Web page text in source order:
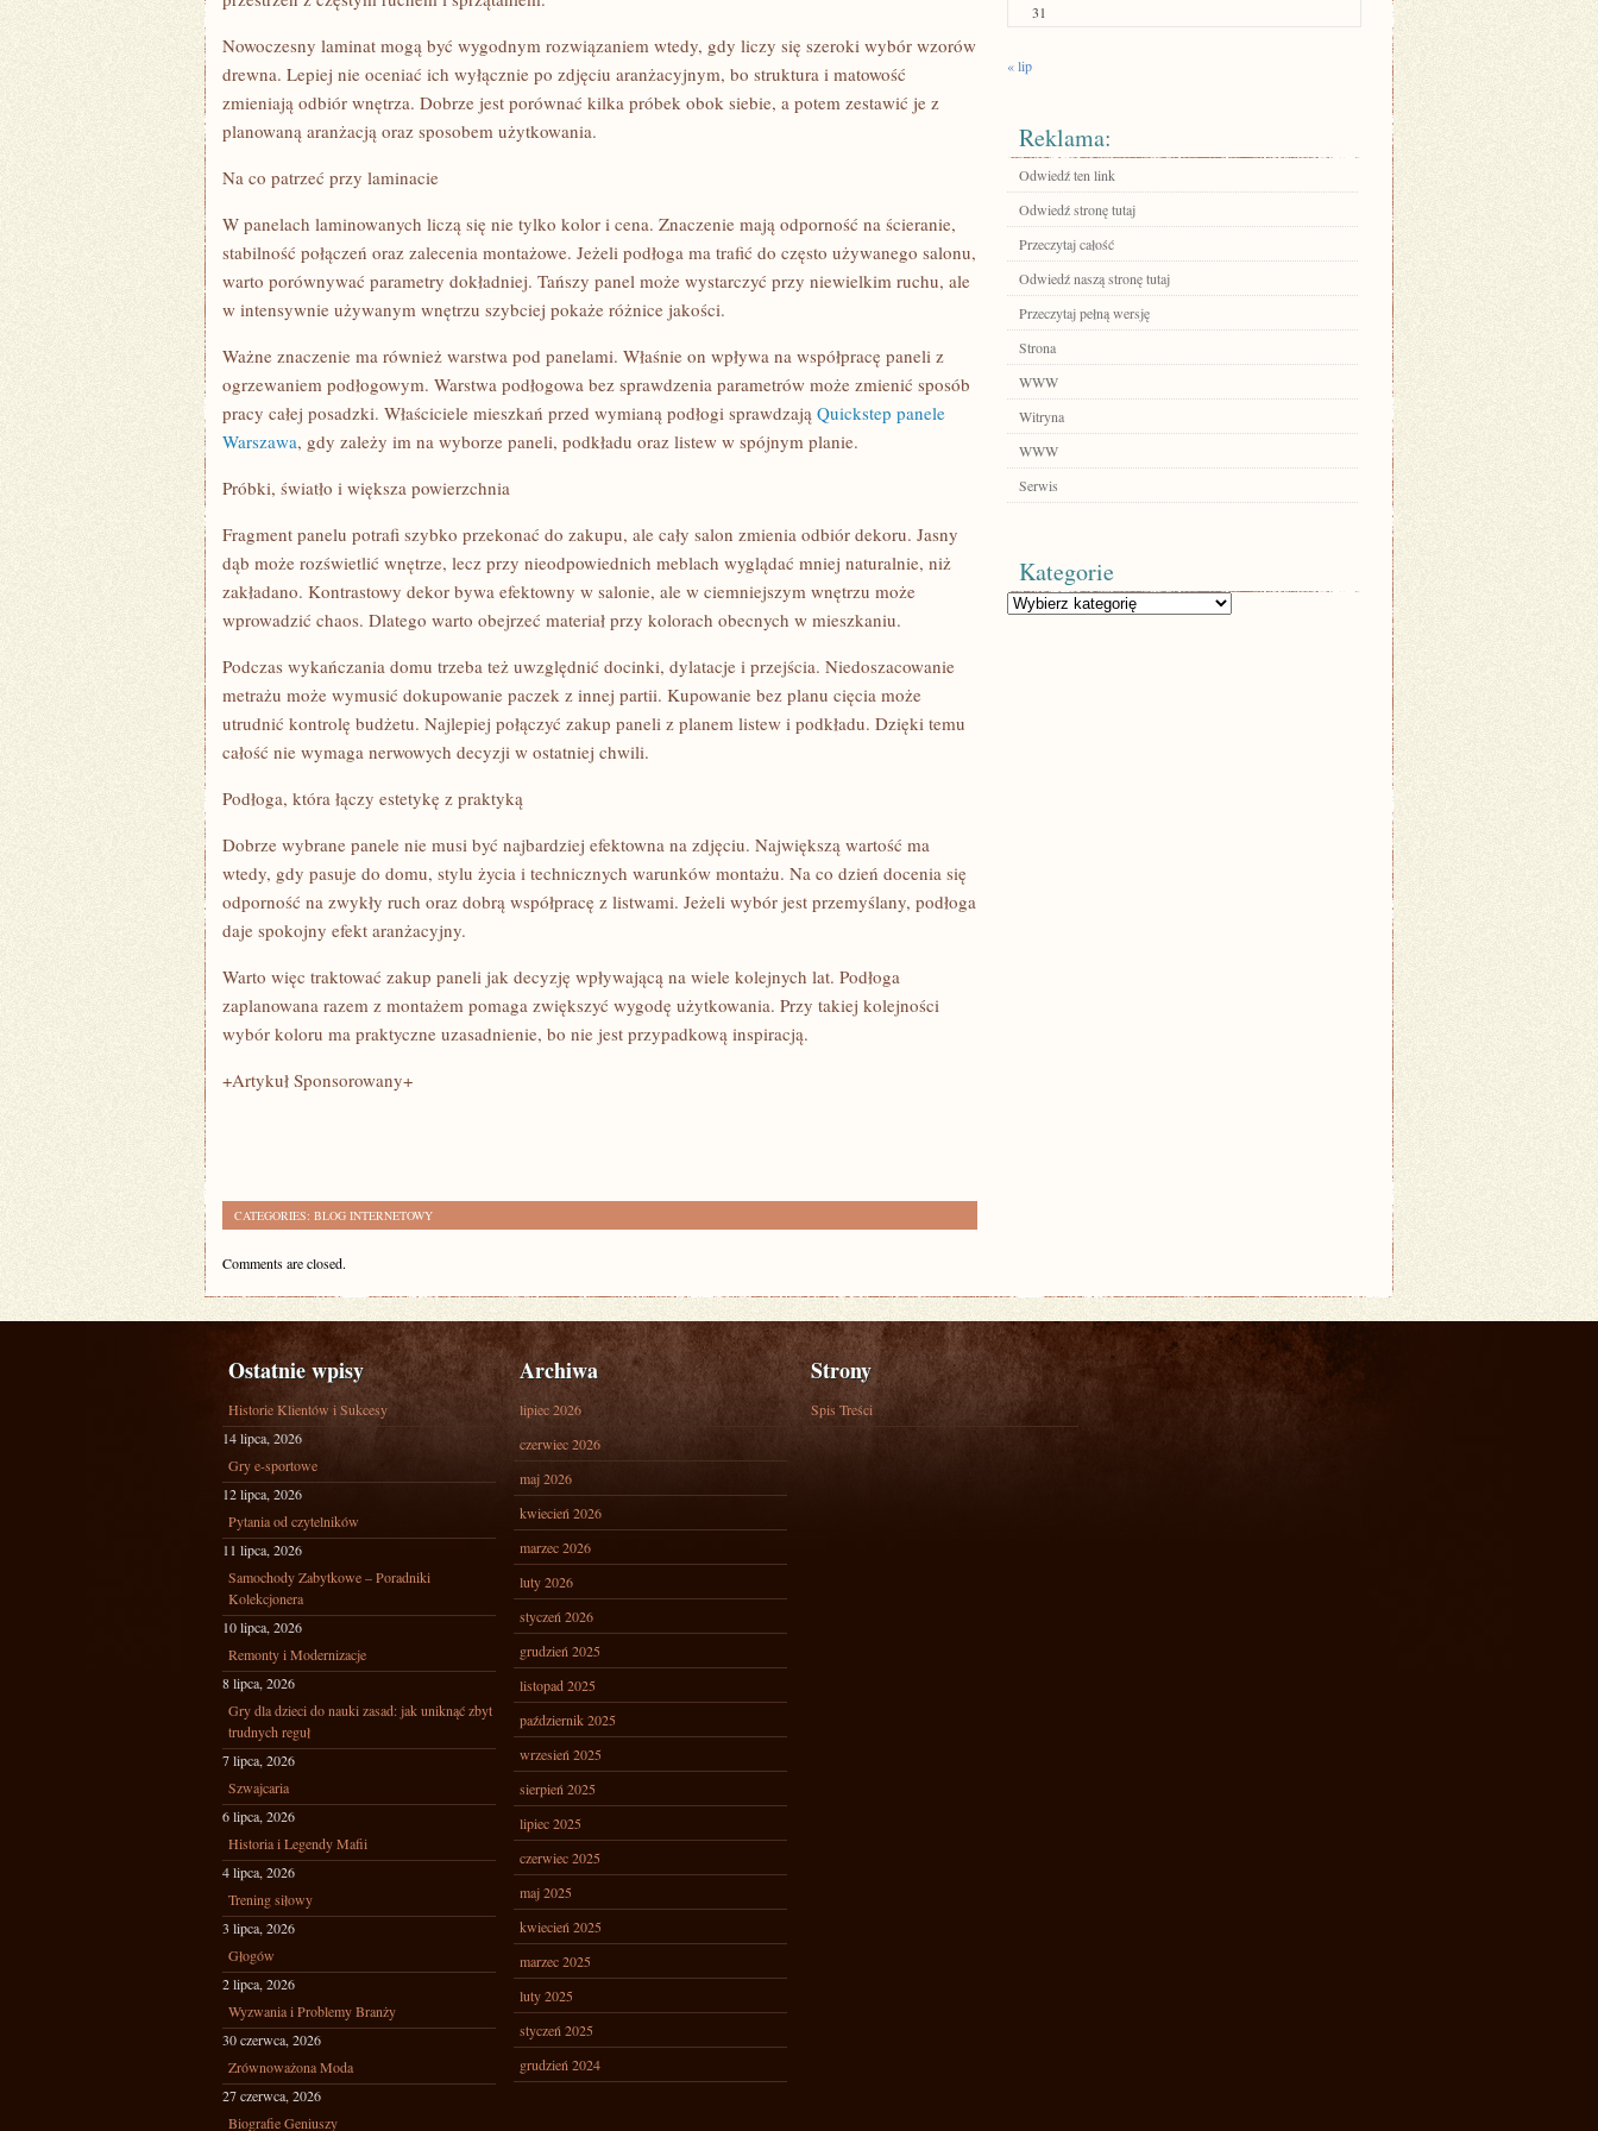
Nowoczesny laminat mogą być wygodnym rozwiązaniem wtedy, gdy liczy się szeroki wybór wzorów
drewna. Lepiej nie oceniać ich wyłącznie po zdjęciu aranżacyjnym, bo struktura i matowość
zmieniają odbiór wnętrza. Dobrze jest porównać kilka próbek obok siebie, a potem zestawić je z
planowaną aranżacją oraz sposobem użytkowania.
Na co patrzeć przy laminacie
W panelach laminowanych liczą się nie tylko kolor i cena. Znaczenie mają odporność na ścieranie,
stabilność połączeń oraz zalecenia montażowe. Jeżeli podłoga ma trafić do często używanego salonu,
warto porównywać parametry dokładniej. Tańszy panel może wystarczyć przy niewielkim ruchu, ale
w intensywnie używanym wnętrzu szybciej pokaże różnice jakości.
Ważne znaczenie ma również warstwa pod panelami. Właśnie on wpływa na współpracę paneli z
ogrzewaniem podłogowym. Warstwa podłogowa bez sprawdzenia parametrów może zmienić sposób
pracy całej posadzki. Właściciele mieszkań przed wymianą podłogi sprawdzają Quickstep panele
Warszawa, gdy zależy im na wyborze paneli, podkładu oraz listew w spójnym planie.
Próbki, światło i większa powierzchnia
Fragment panelu potrafi szybko przekonać do zakupu, ale cały salon zmienia odbiór dekoru. Jasny
dąb może rozświetlić wnętrze, lecz przy nieodpowiednich meblach wyglądać mniej naturalnie, niż
zakładano. Kontrastowy dekor bywa efektowny w salonie, ale w ciemniejszym wnętrzu może
wprowadzić chaos. Dlatego warto obejrzeć materiał przy kolorach obecnych w mieszkaniu.
Podczas wykańczania domu trzeba też uwzględnić docinki, dylatacje i przejścia. Niedoszacowanie
metrażu może wymusić dokupowanie paczek z innej partii. Kupowanie bez planu cięcia może
utrudnić kontrolę budżetu. Najlepiej połączyć zakup paneli z planem listew i podkładu. Dzięki temu
całość nie wymaga nerwowych decyzji w ostatniej chwili.
Podłoga, która łączy estetykę z praktyką
Dobrze wybrane panele nie musi być najbardziej efektowna na zdjęciu. Największą wartość ma
wtedy, gdy pasuje do domu, stylu życia i technicznych warunków montażu. Na co dzień docenia się
odporność na zwykły ruch oraz dobrą współpracę z listwami. Jeżeli wybór jest przemyślany, podłoga
daje spokojny efekt aranżacyjny.
Warto więc traktować zakup paneli jak decyzję wpływającą na wiele kolejnych lat. Podłoga
zaplanowana razem z montażem pomaga zwiększyć wygodę użytkowania. Przy takiej kolejności
wybór koloru ma praktyczne uzasadnienie, bo nie jest przypadkową inspiracją.
+Artykuł Sponsorowany+
CATEGORIES: BLOG INTERNETOWY
Comments are closed.
31
« lip
Reklama:
Odwiedź ten link
Odwiedź stronę tutaj
Przeczytaj całość
Odwiedź naszą stronę tutaj
Przeczytaj pełną wersję
Strona
WWW
Witryna
WWW
Serwis
Kategorie
Kategorie
Ostatnie wpisy
Historie Klientów i Sukcesy
14 lipca, 2026
Gry e-sportowe
12 lipca, 2026
Pytania od czytelników
11 lipca, 2026
Samochody Zabytkowe – Poradniki
Kolekcjonera
10 lipca, 2026
Remonty i Modernizacje
8 lipca, 2026
Gry dla dzieci do nauki zasad: jak uniknąć zbyt
trudnych reguł
7 lipca, 2026
Szwajcaria
6 lipca, 2026
Historia i Legendy Mafii
4 lipca, 2026
Trening siłowy
3 lipca, 2026
Głogów
2 lipca, 2026
Wyzwania i Problemy Branży
30 czerwca, 2026
Zrównoważona Moda
27 czerwca, 2026
Biografie Geniuszy
Archiwa
lipiec 2026
czerwiec 2026
maj 2026
kwiecień 2026
marzec 2026
luty 2026
styczeń 2026
grudzień 2025
listopad 2025
październik 2025
wrzesień 2025
sierpień 2025
lipiec 2025
czerwiec 2025
maj 2025
kwiecień 2025
marzec 2025
luty 2025
styczeń 2025
grudzień 2024
Strony
Spis Treści